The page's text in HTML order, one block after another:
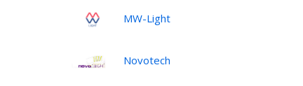
MW-Light
Novotech